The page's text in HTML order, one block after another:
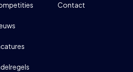
Contact